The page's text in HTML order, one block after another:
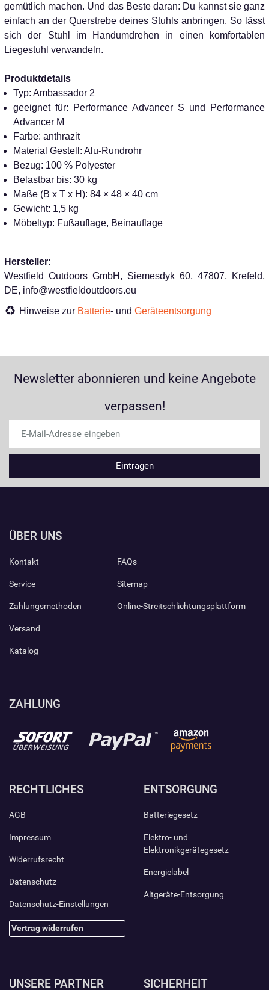
gemütlich machen. Und das Beste daran: Du kannst sie ganz
einfach an der Querstrebe deines Stuhls anbringen. So lässt
sich der Stuhl im Handumdrehen in einen komfortablen
Liegestuhl verwandeln.
Produktdetails
Typ: Ambassador 2
geeignet für: Performance Advancer S und Performance
Advancer M
Farbe: anthrazit
Material Gestell: Alu-Rundrohr
Bezug: 100 % Polyester
Belastbar bis: 30 kg
Maße (B x T x H): 84 × 48 × 40 cm
Gewicht: 1,5 kg
Möbeltyp: Fußauflage, Beinauflage
Hersteller:
Westfield Outdoors GmbH, Siemesdyk 60, 47807, Krefeld,
DE, info@westfieldoutdoors.eu
Hinweise zur Batterie- und Geräteentsorgung
Newsletter abonnieren und keine Angebote
verpassen!
ÜBER UNS
Kontakt
Service
Zahlungsmethoden
Versand
Katalog
FAQs
Sitemap
Online-Streitschlichtungsplattform
ZAHLUNG
RECHTLICHES
AGB
Impressum
Widerrufsrecht
Datenschutz
Datenschutz-Einstellungen
Vertrag widerrufen
ENTSORGUNG
Batteriegesetz
Elektro- und
Elektronikgerätegesetz
Energielabel
Altgeräte-Entsorgung
UNSERE PARTNER SICHERHEIT